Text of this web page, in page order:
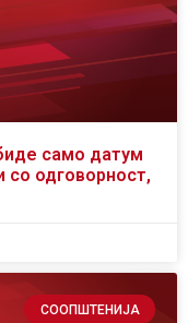
само датум
со одговорност,
СООПШТЕНИЈА